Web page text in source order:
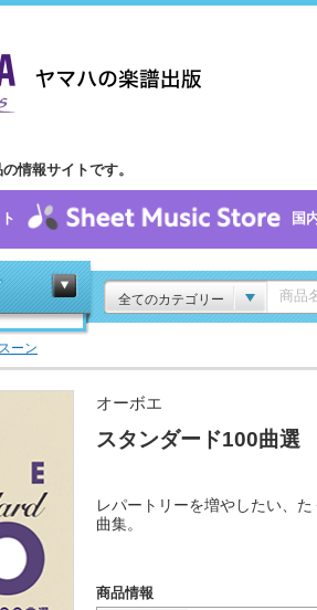
情報サイトです。
国
全てのカテゴリー
ーン
オーボエ
スタンダード100曲選
レパートリーを増やしたい、
曲集。
商品情報